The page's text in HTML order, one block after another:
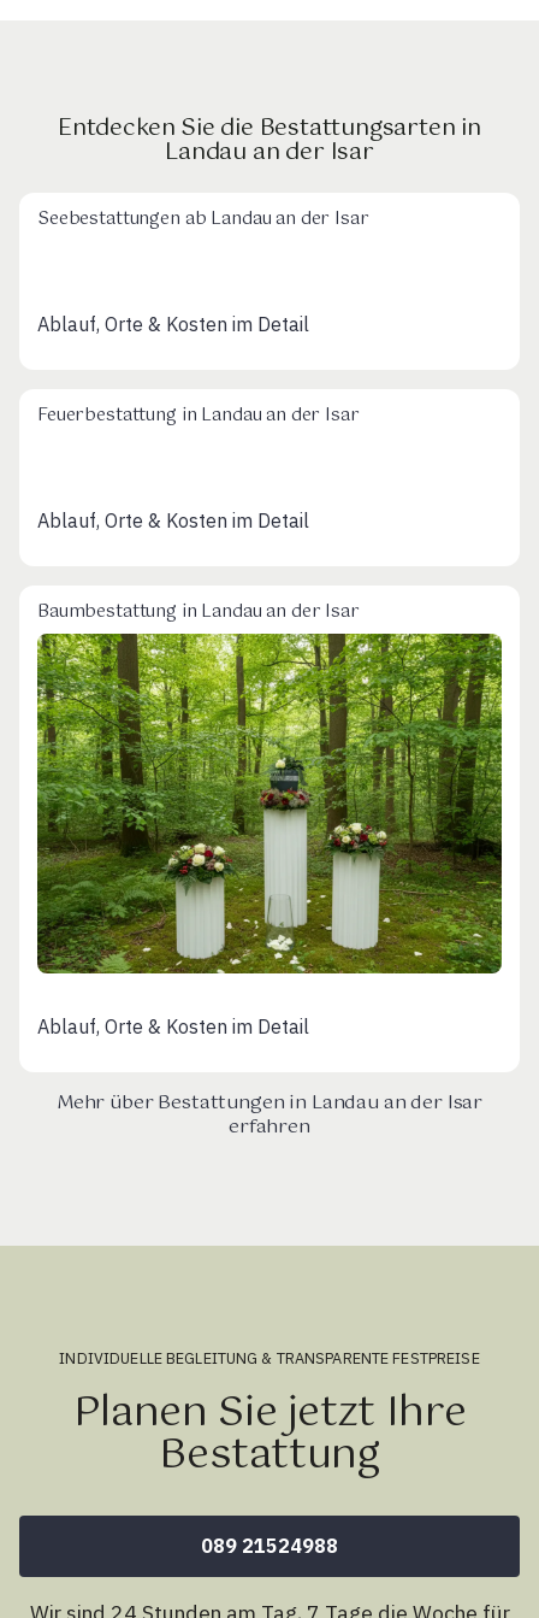
Entdecken Sie die Bestattungsarten in
Landau an der Isar
Seebestattungen ab Landau an der Isar
Ablauf, Orte & Kosten im Detail
Feuerbestattung in Landau an der Isar
Ablauf, Orte & Kosten im Detail
Baumbestattung in Landau an der Isar
Ablauf, Orte & Kosten im Detail
Mehr über Bestattungen in Landau an der Isar
erfahren
INDIVIDUELLE BEGLEITUNG & TRANSPARENTE FESTPREISE
Planen Sie jetzt Ihre
Bestattung
089 21524988